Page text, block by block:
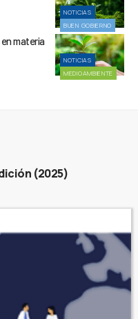
NOTICIAS
BUEN GOBIERNO
NOTICIAS
MEDIOAMBIENTE
materia
(2025)